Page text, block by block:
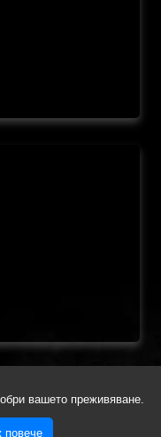
запазени | Уеб дизайн
вашето преживяване.
повече